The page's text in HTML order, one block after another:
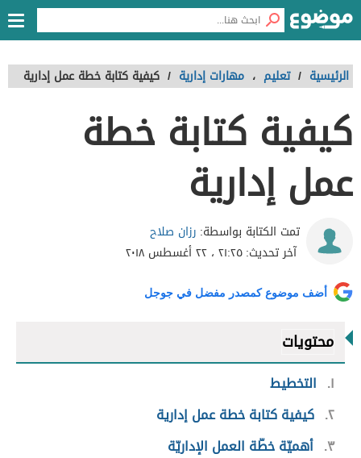
الرئيسية / تعليم ، مهارات إدارية / كيفية كتابة خطة عمل إدارية
كيفية كتابة خطة
عمل إدارية
تمت الكتابة بواسطة: رزان صلاح
آخر تحديث:٢١:٢٥ ، ٢٢ أغسطس ٢٠١٨
أضف موضوع كمصدر مفضل في جوجل
محتويات
١
التخطيط
٢ كيفية كتابة خطة عمل إدارية
٣ أهميّة خطّة العمل الإداريّة